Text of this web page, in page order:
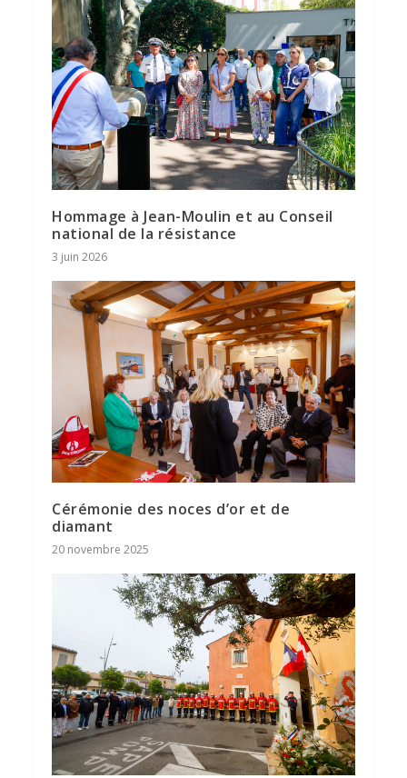
Hommage à Jean-Moulin et au Conseil
national de la résistance
3 juin 2026
Cérémonie des noces d’or et de
diamant
20 novembre 2025